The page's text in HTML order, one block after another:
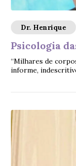
Dr. Henrique
Psicologia
“Milhares de
informe,